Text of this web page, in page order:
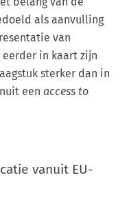
als aanvulling
van
in kaart zijn
sterker dan in
een access to
vanuit EU-